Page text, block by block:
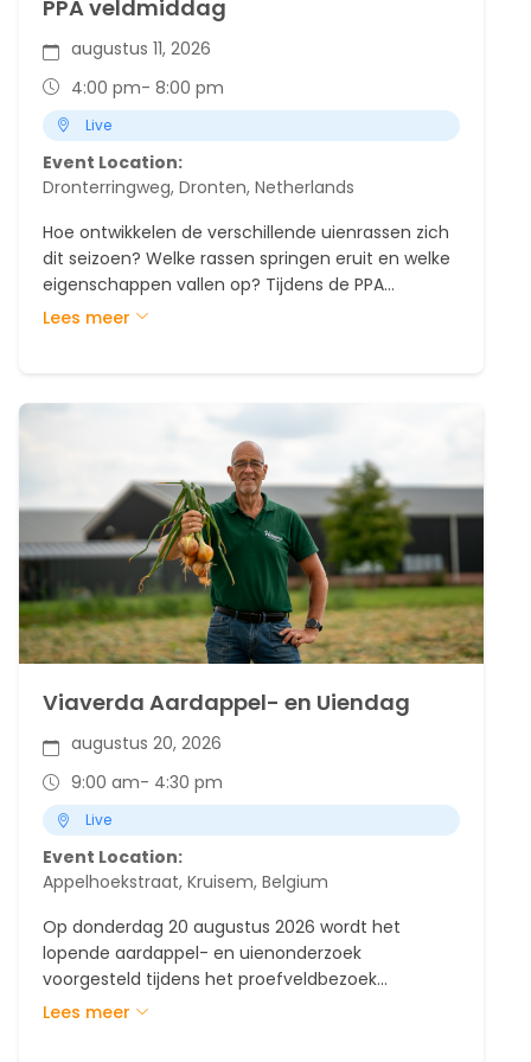
PPA veldmiddag
augustus 11, 2026
4:00 pm- 8:00 pm
Live
Event Location:
Dronterringweg, Dronten, Netherlands
Hoe ontwikkelen de verschillende uienrassen zich
dit seizoen? Welke rassen springen eruit en welke
eigenschappen vallen op? Tijdens de PPA
Demoveldenmiddag ben je van harte welkom om
Lees meer
Viaverda Aardappel- en Uiendag
augustus 20, 2026
9:00 am- 4:30 pm
Live
Event Location:
Appelhoekstraat, Kruisem, Belgium
Op donderdag 20 augustus 2026 wordt het
lopende aardappel- en uienonderzoek
voorgesteld tijdens het proefveldbezoek
aardappelen/uien. Ook wij zijn hier aanwezig om
Lees meer